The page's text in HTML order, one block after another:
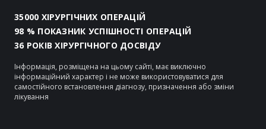
35000 ХІРУРГІЧНИХ ОПЕРАЦІЙ
98 % ПОКАЗНИК УСПІШНОСТІ ОПЕРАЦІЙ
36 РОКІВ ХІРУРГІЧНОГО ДОСВІДУ
Інформація, розміщена на цьому сайті, має виключно
інформаційний характер і не може використовуватися для
самостійного встановлення діагнозу, призначення або зміни
лікування